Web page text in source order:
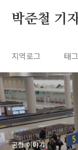
박준철 기
지역로그 태
공항 이야기